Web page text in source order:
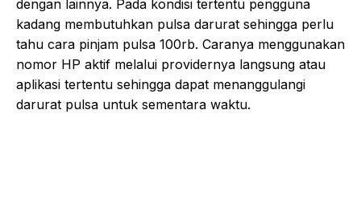
dengan lainnya. Pada kondisi tertentu pengguna
kadang membutuhkan pulsa darurat sehingga perlu
tahu cara pinjam pulsa 100rb. Caranya menggunakan
nomor HP aktif melalui providernya langsung atau
aplikasi tertentu sehingga dapat menanggulangi
darurat pulsa untuk sementara waktu.